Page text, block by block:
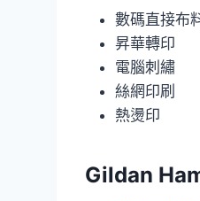
數碼直接布
昇華轉印
電腦刺繡
絲網印刷
熱燙印
Gildan